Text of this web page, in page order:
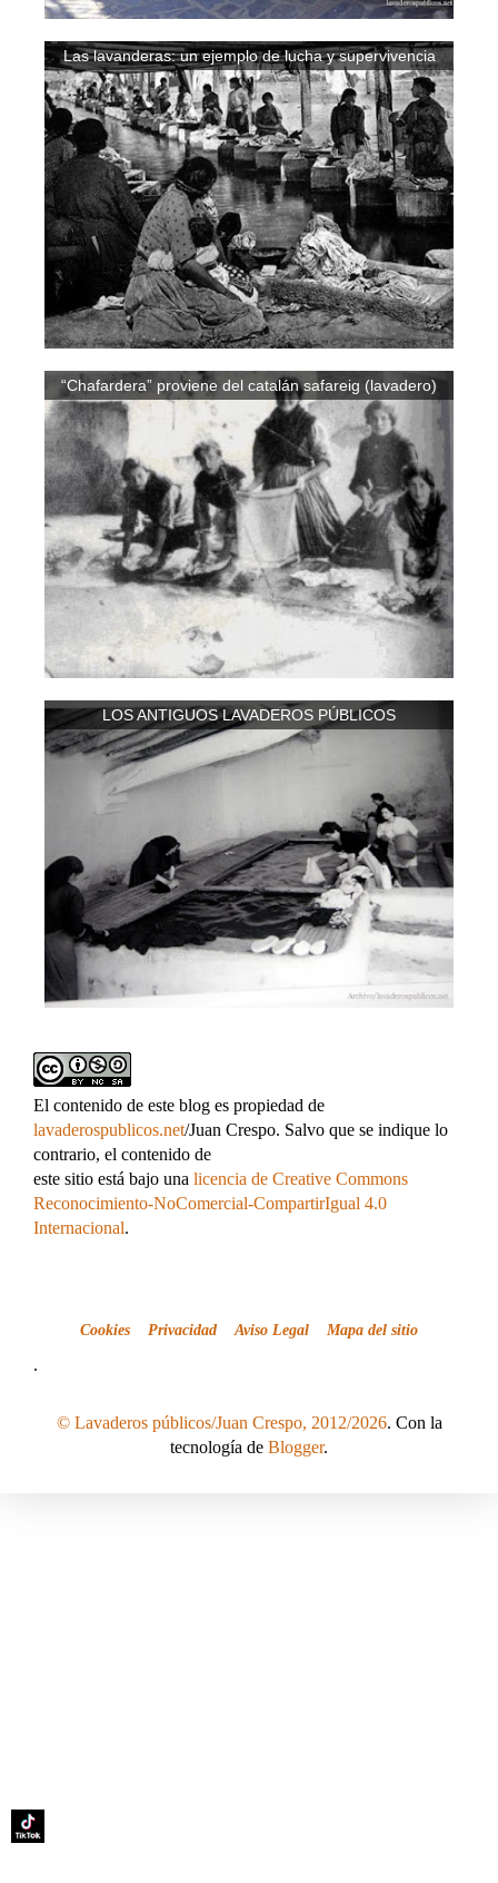
Las lavanderas: un ejemplo de lucha y supervivencia
“Chafardera” proviene del catalán safareig (lavadero)
LOS ANTIGUOS LAVADEROS PÚBLICOS
El contenido de este blog es propiedad de
lavaderospublicos.net/Juan Crespo. Salvo que se indique lo
contrario, el contenido de
este sitio está bajo una licencia de Creative Commons
Reconocimiento-NoComercial-CompartirIgual 4.0
Internacional.
Cookies Privacidad Aviso Legal Mapa del sitio
.
© Lavaderos públicos/Juan Crespo, 2012/2026. Con la
tecnología de Blogger.